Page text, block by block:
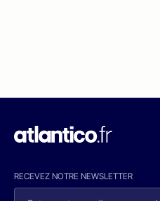
RECEVEZ NOTRE NEWSLETTER